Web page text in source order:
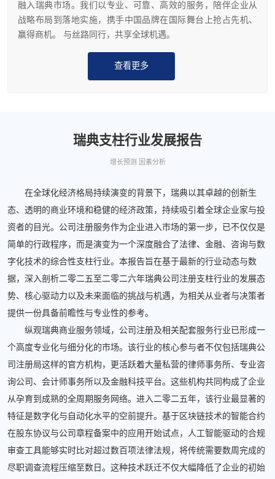
融入瑞典市场。我们以专业、可靠、高效的服务，陪伴企业从
战略布局到落地实施，携手中国品牌在国际舞台上抢占先机、
赢得商机。 与丝路同行，共享全球机遇。
查看更多
瑞典支柱行业发展报告
增长预测 因素分析
在全球化经济格局持续演变的背景下，瑞典以其卓越的创新生
态、透明的商业环境和稳健的经济政策，持续吸引着全球企业家与投
资者的目光。公司注册服务作为企业进入市场的第一步，已不仅仅是
简单的行政程序，而是演变为一个深度融合了法律、金融、咨询与数
字化技术的综合性支柱行业。本报告旨在基于最新的行业动态与数
据，深入剖析二零二五至二零二六年瑞典公司注册支柱行业的发展态
势、核心驱动力以及未来面临的挑战与机遇，为相关从业者与决策者
提供一份具备前瞻性与专业性的参考。
纵观瑞典商业服务领域，公司注册及相关配套服务行业已形成一
个高度专业化与细分化的市场。该行业的核心参与者不仅包括瑞典公
司注册局这样的官方机构，更活跃着大量私营的律师事务所、专业咨
询公司、会计师事务所以及金融科技平台。这些机构共同构成了企业
从孕育到成熟的全周期服务网络。进入二零二五年，该行业最显著的
特征是数字化与自动化水平的空前提升。基于区块链技术的智能合约
在股东协议与公司章程备案中的应用开始试点，人工智能驱动的合规
审查工具能够实时比对超过数百项法律法规，将传统需要数周完成的
尽职调查流程压缩至数日。这种技术跃迁不仅大幅降低了企业的初始